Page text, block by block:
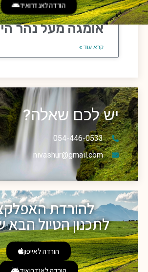
אומגה מעל נהר
קרא עוד »
יש לכם שאלה?
054-446-0533
nivashur@gmail.com
להורדת
לתכנון הטיול
הורדה לאייפון
הורדה לאנדרואיד